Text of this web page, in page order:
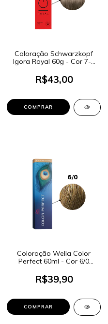
Coloração Schwarzkopf
Igora Royal 60g - Cor 7-0
R$43,00
Coloração Wella Color
Perfect 60ml - Cor 6/0
R$39,90